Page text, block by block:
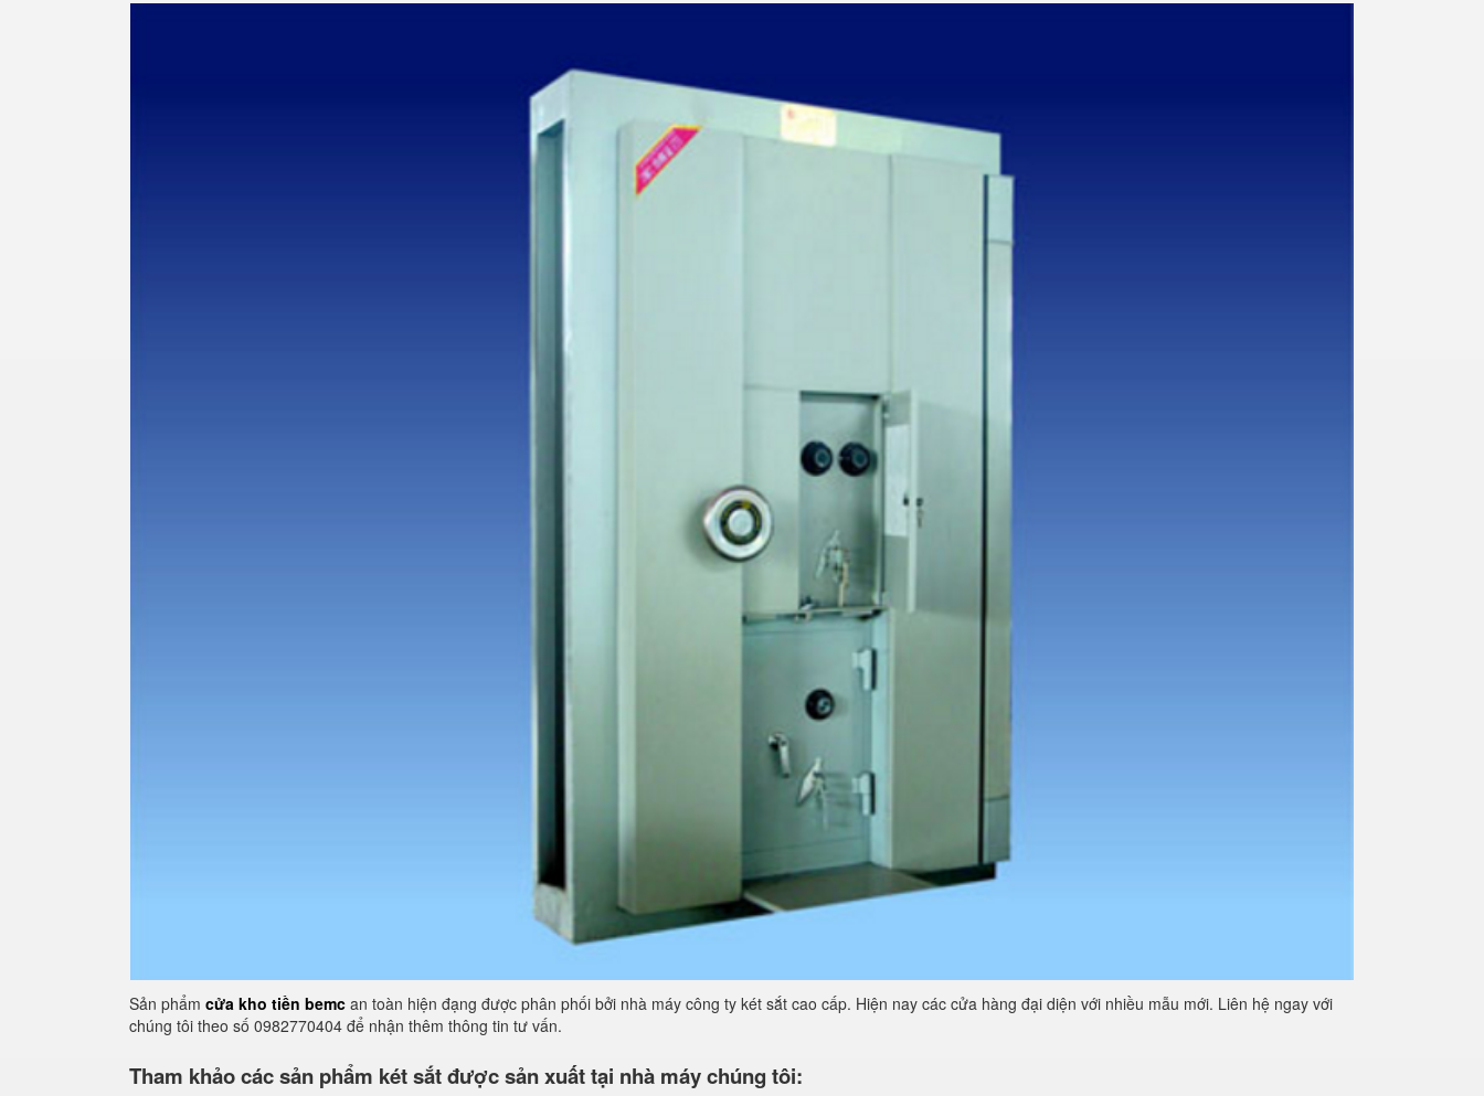
Sản phẩm cửa kho tiền bemc an toàn hiện đạng được phân phối bởi nhà máy công ty két sắt cao cấp. Hiện nay các cửa hàng đại diện với nhiều mẫu mới. Liên hệ ngay với
chúng tôi theo số 0982770404 để nhận thêm thông tin tư vấn.
Tham khảo các sản phẩm két sắt được sản xuất tại nhà máy chúng tôi: